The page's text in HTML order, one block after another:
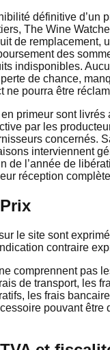
définitive d’un
The Wine
de remplacement,
des
indisponibles.
de chance,
ne pourra être
primeur sont livrés
par les
concernés.
interviennent
de l’année de
réception
le site sont
contraire
comprennent pas
de transport, les
les frais
pouvant être